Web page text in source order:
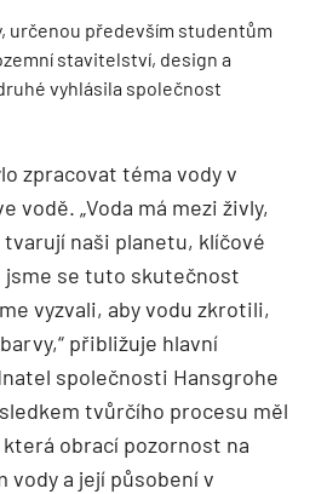
určenou především studentům
stavitelství, design a
vyhlásila společnost
zpracovat téma vody v
vodě. „Voda má mezi živly,
naši planetu, klíčové
jsme se tuto skutečnost
vyzvali, aby vodu zkrotili,
přibližuje hlavní
společnosti Hansgrohe
tvůrčího procesu měl
obrací pozornost na
vody a její působení v